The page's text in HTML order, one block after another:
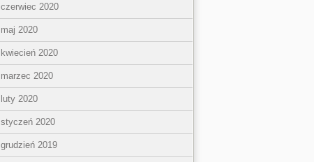
czerwiec 2020
maj 2020
kwiecień 2020
marzec 2020
luty 2020
styczeń 2020
grudzień 2019